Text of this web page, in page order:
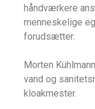
håndværkere
menneskelige
forudsætter.
Morten
vand og
kloakmester.